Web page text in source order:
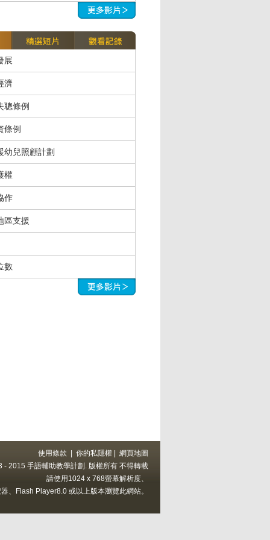
展
濟
聰條例
條例
幼兒照顧計劃
權
作
區支援
數
使用條款 你的私隱權
網頁地圖
2015 手語輔助教學計劃. 版權所有 不得轉載
請使用1024 x 768螢幕解析度、
、Flash Player8.0 或以上版本瀏覽此網站。